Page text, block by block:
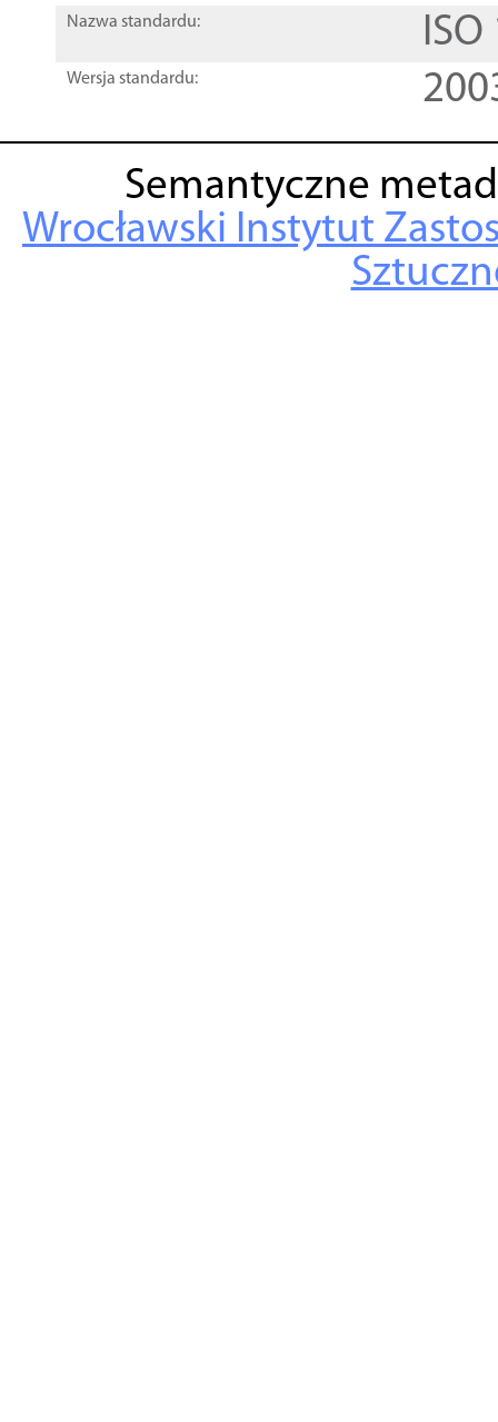
Nazwa standardu:
Wersja standardu:
Semantyczne
Wrocławski Instytut